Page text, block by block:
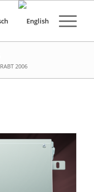
RABT 2006